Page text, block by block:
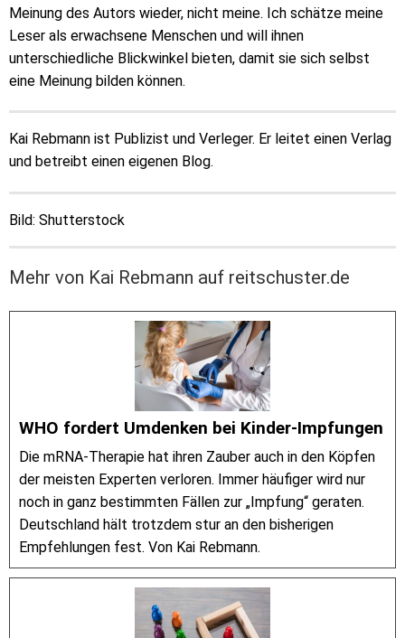
Meinung des Autors wieder, nicht meine. Ich schätze meine
Leser als erwachsene Menschen und will ihnen
unterschiedliche Blickwinkel bieten, damit sie sich selbst
eine Meinung bilden können.
Kai Rebmann ist Publizist und Verleger. Er leitet einen Verlag
und betreibt einen eigenen Blog.
Bild: Shutterstock
Mehr von Kai Rebmann auf reitschuster.de
WHO fordert Umdenken bei Kinder-Impfungen
Die mRNA-Therapie hat ihren Zauber auch in den Köpfen
der meisten Experten verloren. Immer häufiger wird nur
noch in ganz bestimmten Fällen zur „Impfung“ geraten.
Deutschland hält trotzdem stur an den bisherigen
Empfehlungen fest. Von Kai Rebmann.